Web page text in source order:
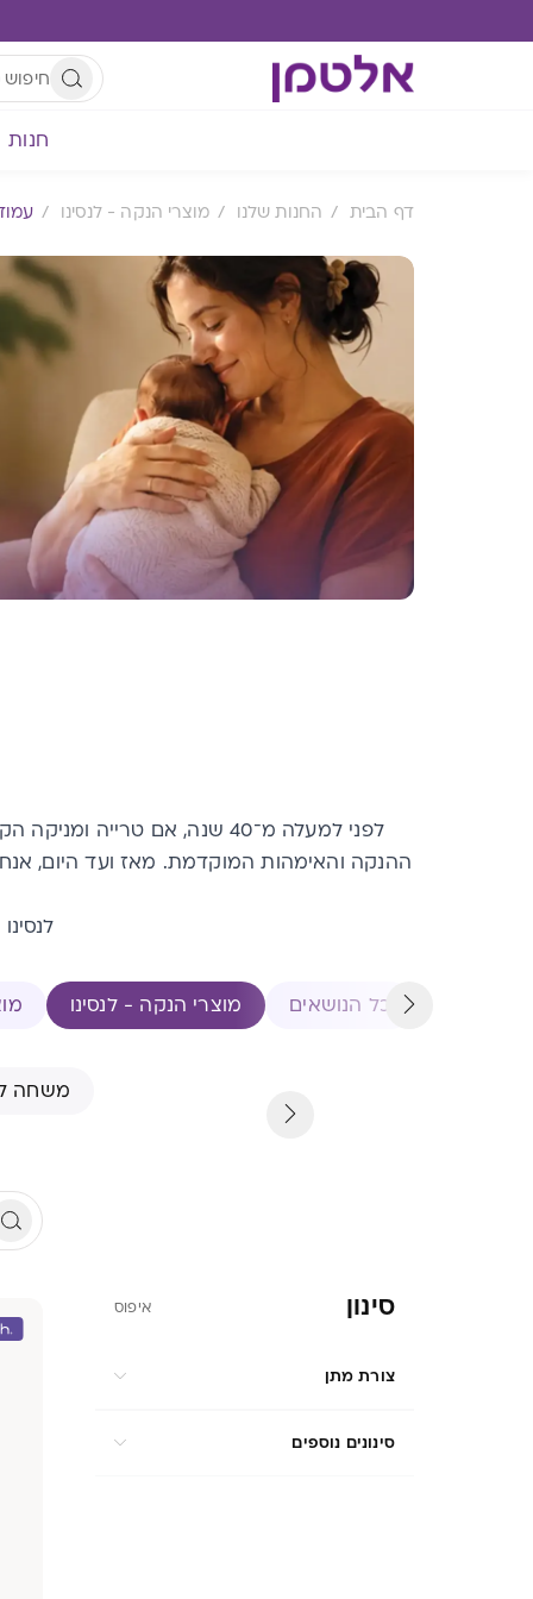
חנות
דף הבית החנות שלנו מוצרי הנקה - לנסינו עמוד
לפני למעלה מ־40 שנה, אם
ההנקה והאימהות המוקדמת. מאז ועד היום,
כל הנושאים מוצרי הנקה - לנסינו
משחה
סינון איפוס
צורת מתן
סינונים נוספים